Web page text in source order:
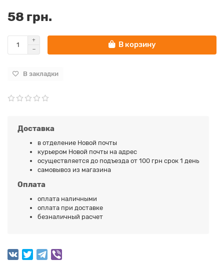
58 грн.
В корзину
В закладки
Доставка
в отделение Новой почты
курьером Новой почты на адрес
осуществляется до подъезда от 100 грн срок 1 день
самовывоз из магазина
Оплата
оплата наличными
оплата при доставке
безналичный расчет